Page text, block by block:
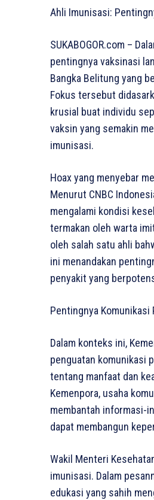
Ahli Imunisasi:
SUKABOGOR.com –
pentingnya vaksinasi
Bangka Belitung yang
Fokus tersebut
krusial buat individu
vaksin yang semakin
imunisasi.
Hoax yang menyebar
Menurut CNBC
mengalami kondisi
termakan oleh warta
oleh salah satu ahli
ini menandakan
penyakit yang
Pentingnya Komunikasi
Dalam konteks ini,
penguatan komunikasi
tentang manfaat dan
Kemenpora, usaha
membantah informasi-
dapat membangun
Wakil Menteri
imunisasi. Dalam
edukasi yang sahih